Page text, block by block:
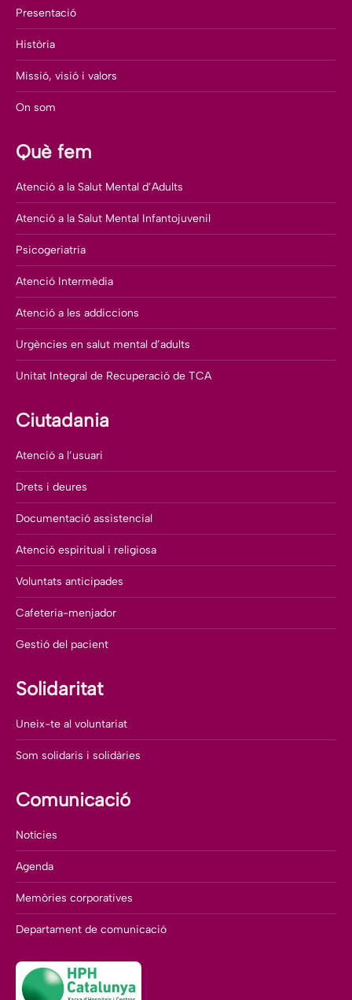
Presentació
Història
Missió, visió i valors
On som
Què fem
Atenció a la Salut Mental d’Adults
Atenció a la Salut Mental Infantojuvenil
Psicogeriatria
Atenció Intermèdia
Atenció a les addiccions
Urgències en salut mental d’adults
Unitat Integral de Recuperació de TCA
Ciutadania
Atenció a l’usuari
Drets i deures
Documentació assistencial
Atenció espiritual i religiosa
Voluntats anticipades
Cafeteria-menjador
Gestió del pacient
Solidaritat
Uneix-te al voluntariat
Som solidaris i solidàries
Comunicació
Notícies
Agenda
Memòries corporatives
Departament de comunicació